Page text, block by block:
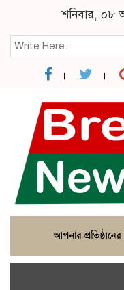
শনিবার, ০৮